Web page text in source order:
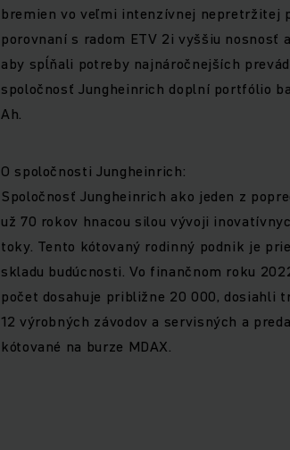
bremien vo veľmi intenzívnej nepretržitej
porovnaní s radom ETV 2i vyššiu nosnosť
aby spĺňali potreby najnáročnejších
spoločnosť Jungheinrich doplní portfólio
Ah.
O spoločnosti Jungheinrich:
Spoločnosť Jungheinrich ako jeden z
už 70 rokov hnacou silou vývoji
toky. Tento kótovaný rodinný podnik je
skladu budúcnosti. Vo finančnom roku
počet dosahuje približne 20 000, dosiahli
12 výrobných závodov a servisných a
kótované na burze MDAX.